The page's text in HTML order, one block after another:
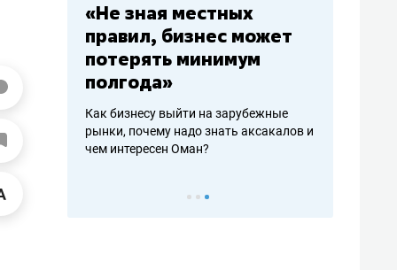
«Не зная местных
правил, бизнес может
потерять минимум
полгода»
Как бизнесу выйти на зарубежные
рынки, почему надо знать аксакалов и
чем интересен Оман?